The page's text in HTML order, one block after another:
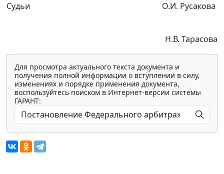
Судьи О.И. Русакова
Н.В. Тарасова
Для просмотра актуального текста документа и
получения полной информации о вступлении в силу,
изменениях и порядке применения документа,
воспользуйтесь поиском в Интернет-версии системы
ГАРАНТ: